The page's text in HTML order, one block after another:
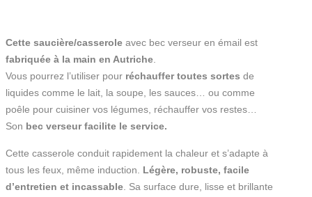
Cette saucière/casserole avec bec verseur en émail est
fabriquée à la main en Autriche.
Vous pourrez l’utiliser pour réchauffer toutes sortes de
liquides comme le lait, la soupe, les sauces… ou comme
poêle pour cuisiner vos légumes, réchauffer vos restes…
Son bec verseur facilite le service.
Cette casserole conduit rapidement la chaleur et s’adapte à
tous les feux, même induction. Légère, robuste, facile
d’entretien et incassable. Sa surface dure, lisse et brillante